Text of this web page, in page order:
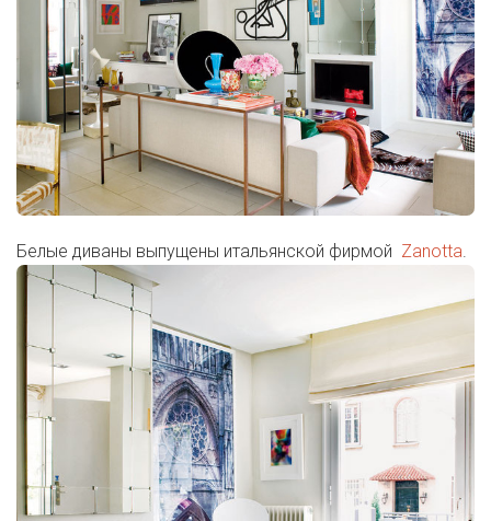
Белые диваны выпущены итальянской фирмой Zanotta.